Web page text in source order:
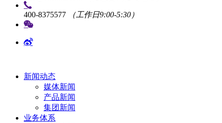
400-8375577 （工作日9:00-5:30）
新闻动态
媒体新闻
产品新闻
集团新闻
业务体系